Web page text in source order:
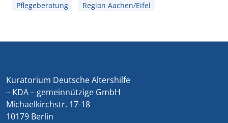
Pflegeberatung Region Aachen/Eifel
Kuratorium Deutsche Altershilfe
– KDA – gemeinnützige GmbH
Michaelkirchstr. 17-18
10179 Berlin